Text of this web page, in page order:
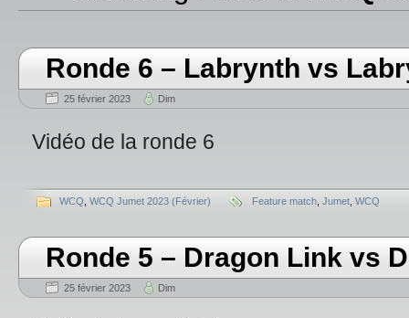
Ronde 6 – Labrynth vs
25 février 2023 Dim
Vidéo de la ronde 6
WCQ WCQ Jumet 2023 (Février) Feature match Jumet WCQ
Ronde 5 – Dragon Link vs
25 février 2023 Dim